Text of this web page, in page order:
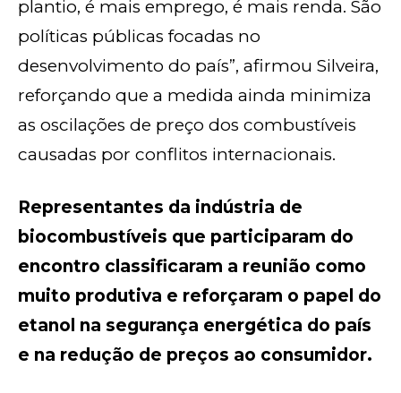
plantio, é mais emprego, é mais renda. São
políticas públicas focadas no
desenvolvimento do país”, afirmou Silveira,
reforçando que a medida ainda minimiza
as oscilações de preço dos combustíveis
causadas por conflitos internacionais.
Representantes da indústria de
biocombustíveis que participaram do
encontro classificaram a reunião como
muito produtiva e reforçaram o papel do
etanol na segurança energética do país
e na redução de preços ao consumidor.